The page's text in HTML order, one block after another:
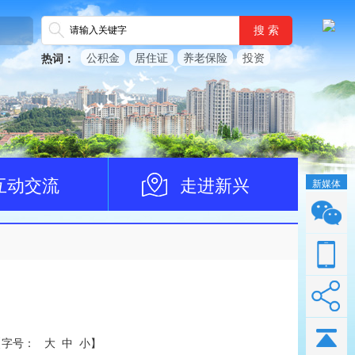
搜 索
热词： 公积金 居住证 养老保险 投资
动交流 走进新兴
字号： 大 中 小】
新媒体